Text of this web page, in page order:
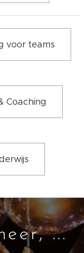
voor teams
Coaching
...